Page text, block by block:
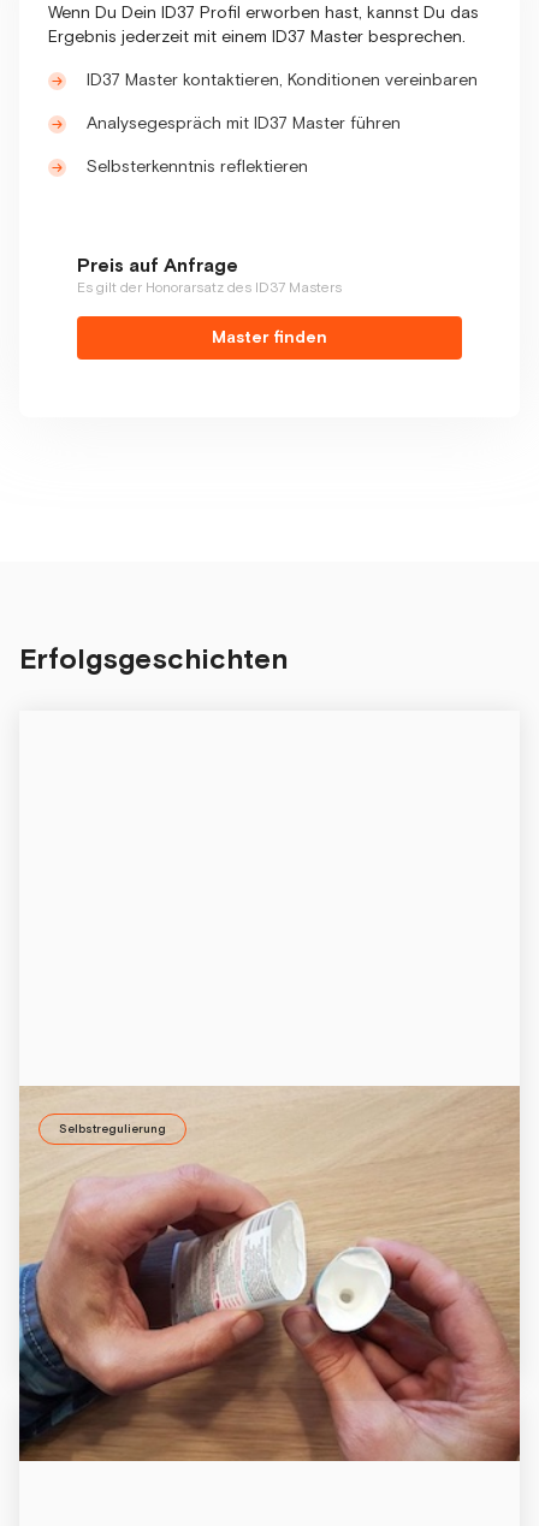
Wenn Du Dein ID37 Profil erworben hast, kannst Du das
Ergebnis jederzeit mit einem ID37 Master besprechen.
ID37 Master kontaktieren, Konditionen vereinbaren
Analysegespräch mit ID37 Master führen
Selbsterkenntnis reflektieren
Preis auf Anfrage
Es gilt der Honorarsatz des ID37 Masters
Master finden
Erfolgsgeschichten
Selbstregulierung
Emotionale Kompetenz fördern mit ID37
Man kann mit Emotionen besser umgehen, wenn man das
Zusammenspiel von Motiven, Emotionen und Verhalten
versteht. Die Aufzeichnung des Webinars mit Thomas
Staller ist jetzt online.
20.6.2020